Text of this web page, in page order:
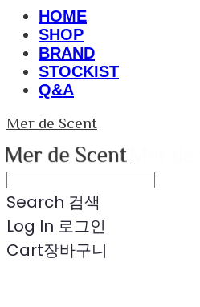
HOME
SHOP
BRAND
STOCKIST
Q&A
Mer de Scent
Search 검색
Log In 로그인
Cart장바구니